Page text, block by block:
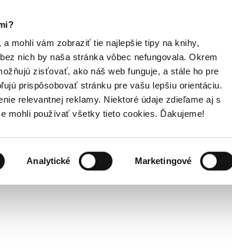
mohli vám zobraziť tie najlepšie tipy na knihy,
nich by naša stránka vôbec nefungovala. Okrem
zisťovať, ako náš web funguje, a stále ho pre
prispôsobovať stránku pre vašu lepšiu orientáciu.
relevantnej reklamy. Niektoré údaje zdieľame aj s
mohli používať všetky tieto cookies. Ďakujeme!
Analytické Marketingové